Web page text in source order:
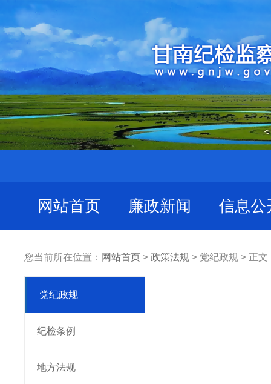
网站首页 廉政新闻 信息公
您当前所在位置： 网站首页 > 政策法规 > 党纪政规 > 正文
党纪政规
纪检条例
地方法规